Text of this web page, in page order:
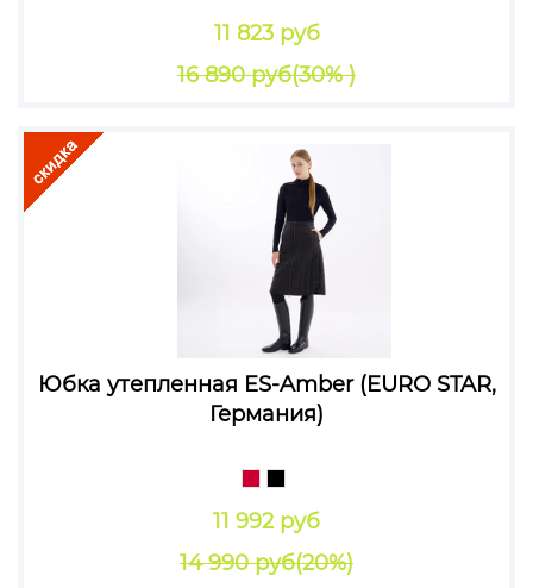
11 823 руб
16 890 руб(30% )
Юбка утепленная ES-Amber (EURO STAR,
Германия)
11 992 руб
14 990 руб(20%)